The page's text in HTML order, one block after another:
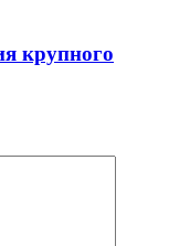
крупного